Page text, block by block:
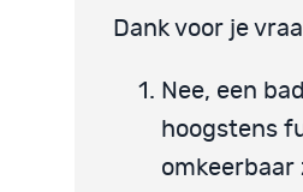
Dank voor je
Nee, een
hoogstens
omkeerbaar